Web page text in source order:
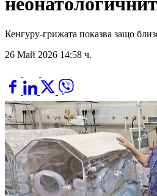
Кенгуру-грижата показва защо
26 Май 2026 14:58 ч.